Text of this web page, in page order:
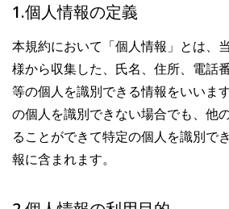
1.個人情報の定義
本規約において「個人情報」とは、
様から収集した、氏名、住所、電話
等の個人を識別できる情報をいいま
の個人を識別できない場合でも、他
ることができて特定の個人を識別で
報に含まれます。